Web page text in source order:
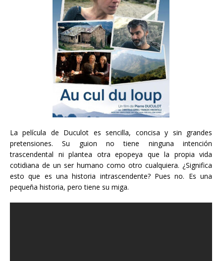
La película de Duculot es sencilla, concisa y sin grandes
pretensiones. Su guion no tiene ninguna intención
trascendental ni plantea otra epopeya que la propia vida
cotidiana de un ser humano como otro cualquiera. ¿Significa
esto que es una historia intrascendente? Pues no. Es una
pequeña historia, pero tiene su miga.